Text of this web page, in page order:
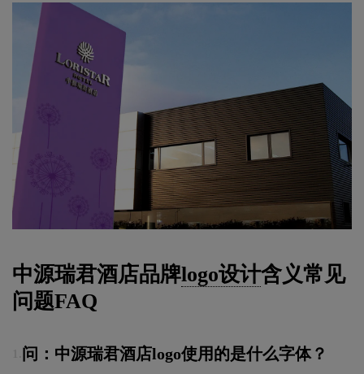
中源瑞君酒店品牌logo设计含义常见
问题FAQ
问：中源瑞君酒店logo使用的是什么字体？